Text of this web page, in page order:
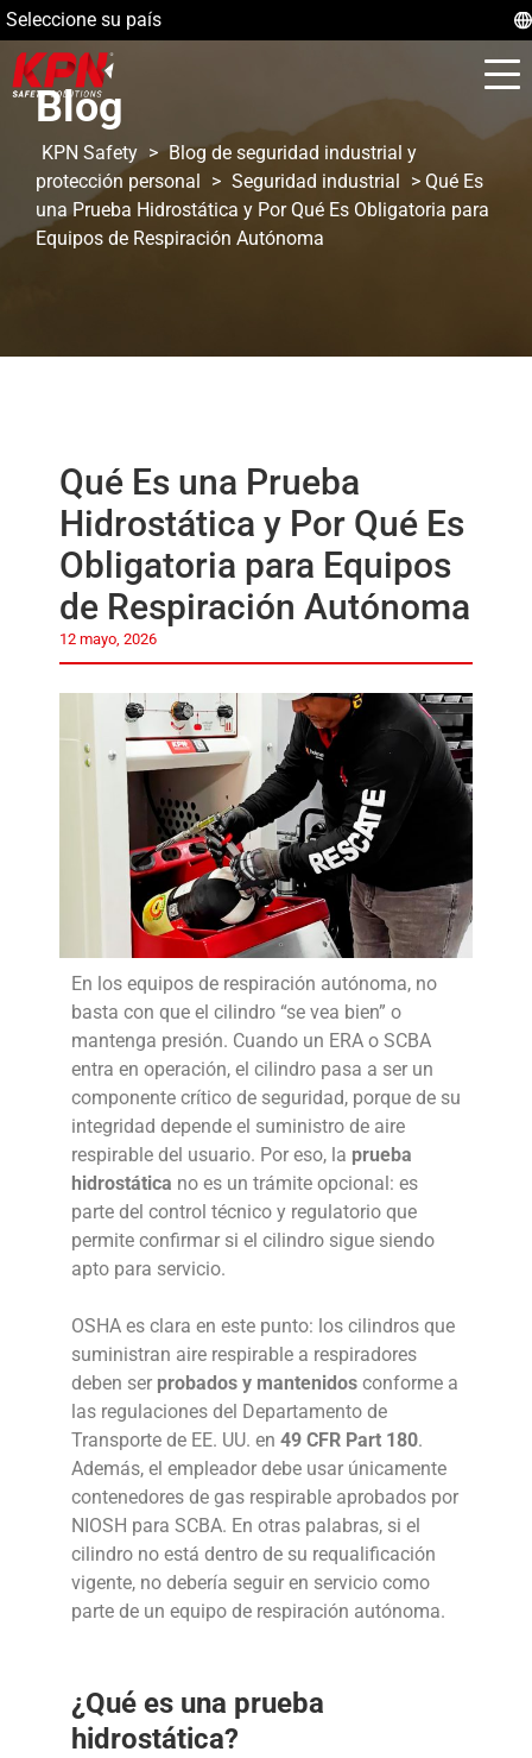
Seleccione su país
Blog
KPN Safety > Blog de seguridad industrial y
protección personal > Seguridad industrial > Qué Es
una Prueba Hidrostática y Por Qué Es Obligatoria para
Equipos de Respiración Autónoma
Qué Es una Prueba
Hidrostática y Por Qué Es
Obligatoria para Equipos
de Respiración Autónoma
12 mayo, 2026
En los equipos de respiración autónoma, no
basta con que el cilindro “se vea bien” o
mantenga presión. Cuando un ERA o SCBA
entra en operación, el cilindro pasa a ser un
componente crítico de seguridad, porque de su
integridad depende el suministro de aire
respirable del usuario. Por eso, la prueba
hidrostática no es un trámite opcional: es
parte del control técnico y regulatorio que
permite confirmar si el cilindro sigue siendo
apto para servicio.
OSHA es clara en este punto: los cilindros que
suministran aire respirable a respiradores
deben ser probados y mantenidos conforme a
las regulaciones del Departamento de
Transporte de EE. UU. en 49 CFR Part 180.
Además, el empleador debe usar únicamente
contenedores de gas respirable aprobados por
NIOSH para SCBA. En otras palabras, si el
cilindro no está dentro de su requalificación
vigente, no debería seguir en servicio como
parte de un equipo de respiración autónoma.
¿Qué es una prueba
hidrostática?